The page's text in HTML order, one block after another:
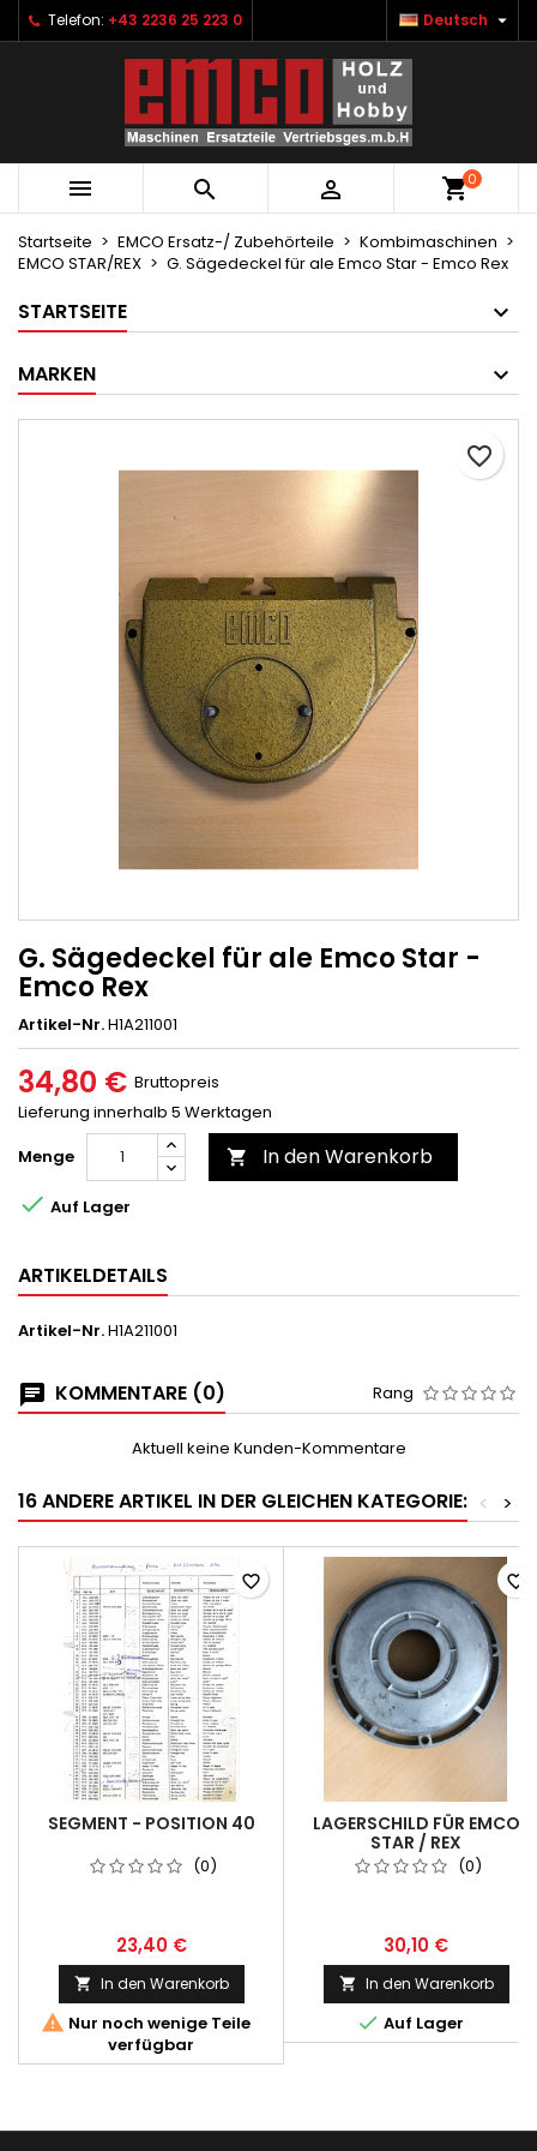
Telefon: +43 2236 25 223 0 Deutsch 
   0
Startseite EMCO Ersatz-/ Zubehörteile
Kombimaschinen
EMCO STAR/REX
G. Sägedeckel für ale Emco Star - Emco Rex
STARTSEITE
MARKEN
G. Sägedeckel für ale Emco Star -
Emco Rex
Artikel-Nr.H1A211001
34,80 € Bruttopreis
Lieferung innerhalb 5 Werktagen
Menge
 In den Warenkorb
favorite_border
 Auf Lager
ARTIKELDETAILS
Artikel-Nr.H1A211001
KOMMENTARE (0) Rang
Aktuell keine Kunden-Kommentare
16 ANDERE ARTIKEL IN DER GLEICHEN KATEGORIE: >
<
SEGMENT - POSITION 40
(0)
23,40 €
 In den Warenkorb
 Nur noch wenige Teile
verfügbar
favorite_border
LAGERSCHILD FÜR EMCO
STAR / REX
(0)
30,10 €
 In den Warenkorb
 Auf Lager
favorite_border
Ihre Wunschlisten ×
Neue Liste anlegen
Wunschliste erstellen ×
Name der Wunschliste
Abbrechen Wunschliste erstellen
Anmelden ×
Sie müssen angemeldet sein, um Artikel Ihrer
Wunschliste hinzufügen zu können.
Abbrechen Anmelden